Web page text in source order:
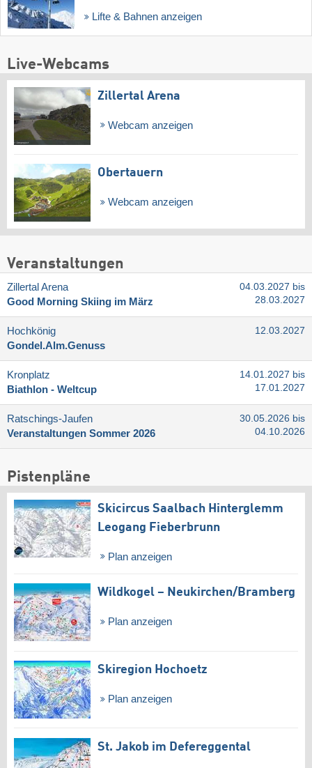
Lifte & Bahnen anzeigen
Live-Webcams
Zillertal Arena
Webcam anzeigen
Obertauern
Webcam anzeigen
Veranstaltungen
Zillertal Arena
Good Morning Skiing im März
04.03.2027 bis
28.03.2027
Hochkönig
Gondel.Alm.Genuss
12.03.2027
Kronplatz
Biathlon - Weltcup
14.01.2027 bis
17.01.2027
Ratschings-Jaufen
Veranstaltungen Sommer 2026
30.05.2026 bis
04.10.2026
Pistenpläne
Skicircus Saalbach Hinterglemm
Leogang Fieberbrunn
Plan anzeigen
Wildkogel – Neukirchen/​Bramberg
Plan anzeigen
Skiregion Hochoetz
Plan anzeigen
St. Jakob im Defereggental